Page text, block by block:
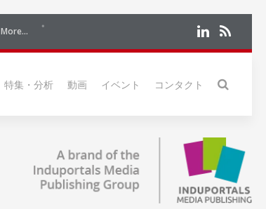
More...
特集・分析 動画 イベント コンタクト